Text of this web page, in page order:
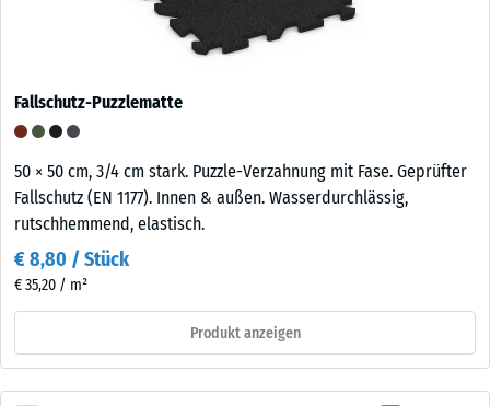
Fallschutz-Puzzlematte
50 × 50 cm, 3/4 cm stark. Puzzle-Verzahnung mit Fase. Geprüfter
Fallschutz (EN 1177). Innen & außen. Wasserdurchlässig,
rutschhemmend, elastisch.
€ 8,80 / Stück
€ 35,20 / m²
Produkt anzeigen